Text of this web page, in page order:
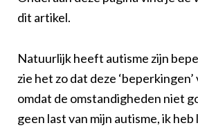
dit artikel.
Natuurlijk heeft autisme zijn
zie het zo dat deze ‘beperkingen’
omdat de omstandigheden niet
geen last van mijn autisme, ik heb